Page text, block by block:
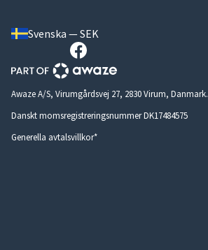
Svenska — SEK
Awaze A/S, Virumgårdsvej 27, 2830 Virum, Danmark.
Danskt momsregistreringsnummer DK17484575
Generella avtalsvillkor*